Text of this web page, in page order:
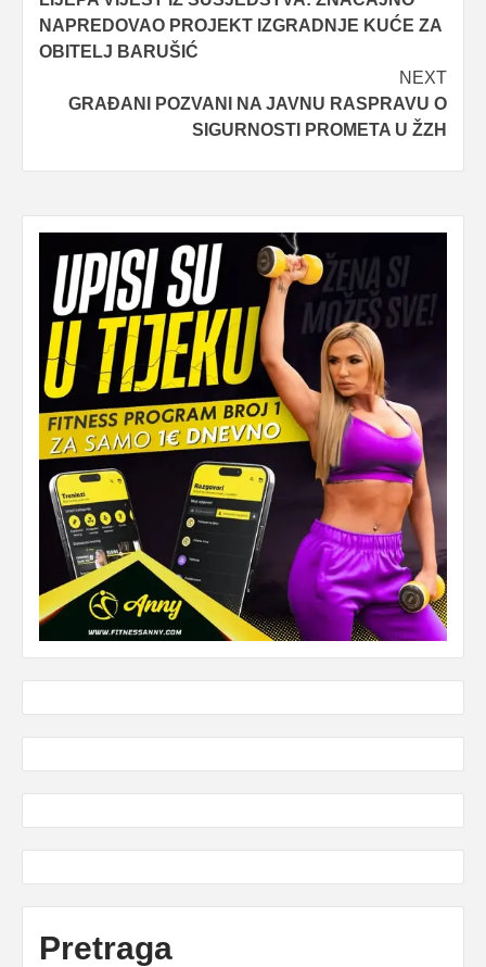
navigation
NAPREDOVAO PROJEKT IZGRADNJE KUĆE ZA
OBITELJ BARUŠIĆ
NEXT
GRAĐANI POZVANI NA JAVNU RASPRAVU O
SIGURNOSTI PROMETA U ŽZH
Pretraga